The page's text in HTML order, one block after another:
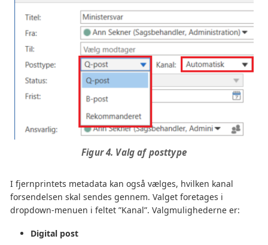
Figur 4. Valg af posttype
I fjernprintets metadata kan også vælges, hvilken kanal
forsendelsen skal sendes gennem. Valget foretages i
dropdown-menuen i feltet ”Kanal”. Valgmulighederne er:
Digital post